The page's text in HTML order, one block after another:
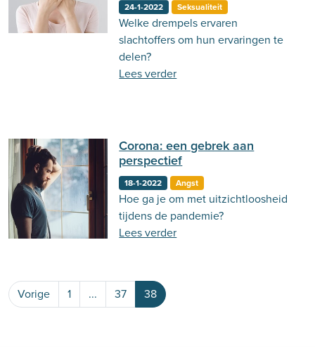
24-1-2022 Seksualiteit
Welke drempels ervaren
slachtoffers om hun ervaringen te
delen?
Lees verder
Corona: een gebrek aan
perspectief
18-1-2022 Angst
Hoe ga je om met uitzichtloosheid
tijdens de pandemie?
Lees verder
Vorige 1 ... 37 38